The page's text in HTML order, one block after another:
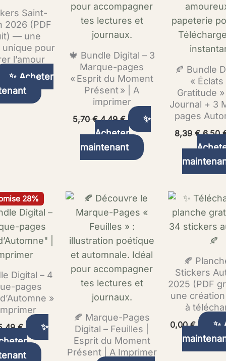
Saint-
2026 (PDF
— une
unique pour
l’amour
✨ Acheter
choisies
sur
page
du
produit
🍁 Bundle Digital – 3
Marque-pages
« Esprit du Moment
Présent » | A
imprimer
5,70€ 4,49€
✨
Acheter
maintenant
🍂 Bundle
«
Gratitude
Journal + 3
pages
8,39€ 6,50
28%
Digital – 4
pages
»
:
€.
€
Le
prix
actuel
est :
5,49 €.
✨
🍂 Marque-Pages
Digital – Feuilles |
Esprit du Moment
Présent | A Imprimer
🍂
Stickers
2025 (PDF
une
à
0,00€
✨